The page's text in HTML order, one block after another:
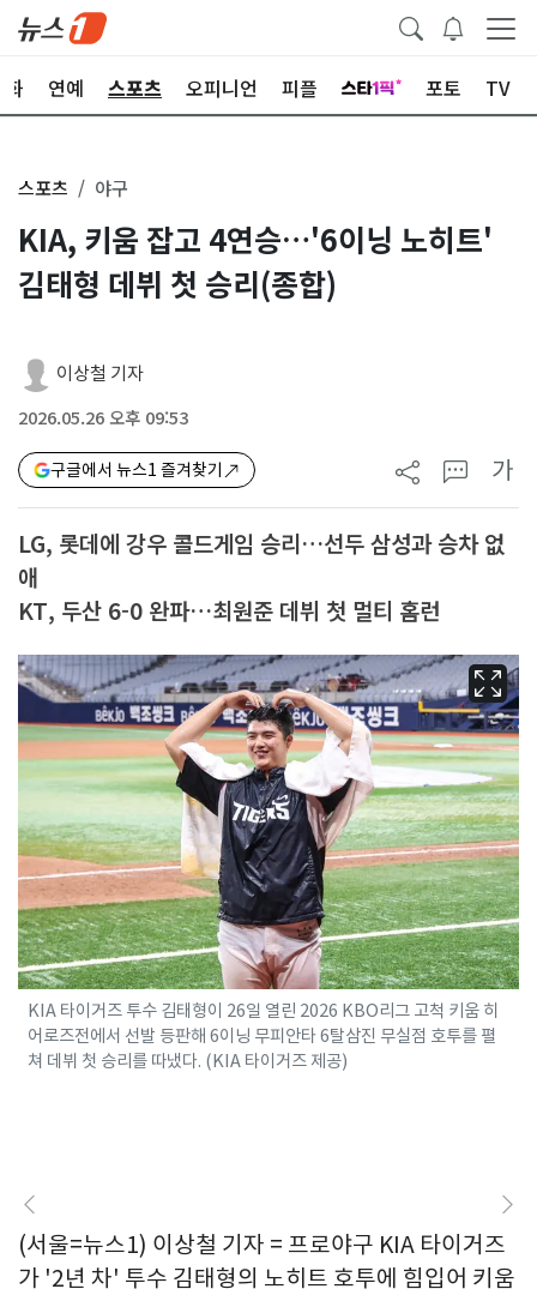
화 연예 스포츠 오피니언 피플 포토 TV
스포츠 야구
KIA, 키움 잡고 4연승…'6이닝 노히트'
김태형 데뷔 첫 승리(종합)
이상철 기자
2026.05.26 오후 09:53
구글에서 뉴스1 즐겨찾기 가
LG, 롯데에 강우 콜드게임 승리…선두 삼성과 승차 없
애
KT, 두산 6-0 완파…최원준 데뷔 첫 멀티 홈런
KIA 타이거즈 투수 김태형이 26일 열린 2026 KBO리그 고척 키움 히
어로즈전에서 선발 등판해 6이닝 무피안타 6탈삼진 무실점 호투를 펼
쳐 데뷔 첫 승리를 따냈다. (KIA 타이거즈 제공)
(서울=뉴스1) 이상철 기자 = 프로야구 KIA 타이거즈
가 '2년 차' 투수 김태형의 노히트 호투에 힘입어 키움